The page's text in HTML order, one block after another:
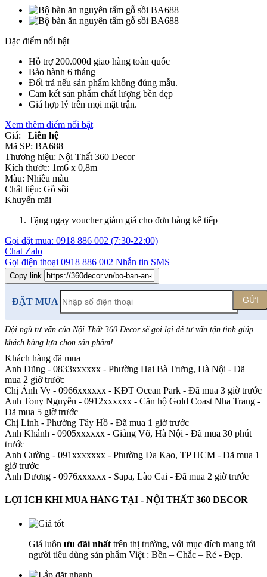
Đặc điểm nổi bật
Hỗ trợ 200.000đ giao hàng toàn quốc
Bảo hành 6 tháng
Đổi trả nếu sản phẩm không đúng mẫu.
Cam kết sản phẩm chất lượng bền đẹp
Giá hợp lý trên mọi mặt trận.
Xem thêm điểm nổi bật
Giá:
Liên hệ
Mã SP: BA688
Thương hiệu: Nội Thất 360 Decor
Kích thước: 1m6 x 0,8m
Màu: Nhiều màu
Chất liệu: Gỗ sồi
Khuyến mãi
Tặng ngay voucher giảm giá cho đơn hàng kế tiếp
Gọi đặt mua: 0918 886 002 (7:30-22:00)
Chat Zalo
Gọi điện thoại 0918 886 002 Nhắn tin SMS
Copy link
ĐẶT MUA GỬI
Đội ngũ tư vấn của Nội Thất 360 Decor sẽ gọi lại để tư vấn tận tình giúp
khách hàng lựa chọn sản phẩm!
Khách hàng đã mua
Anh Dũng - 0833xxxxxx - Phường Hai Bà Trưng, Hà Nội - Đã
mua 2 giờ trước
Chị Ánh Vy - 0966xxxxxx - KĐT Ocean Park - Đã mua 3 giờ trước
Anh Tony Nguyễn - 0912xxxxxx - Căn hộ Gold Coast Nha Trang -
Đã mua 5 giờ trước
Chị Linh - Phường Tây Hồ - Đã mua 1 giờ trước
Anh Khánh - 0905xxxxxx - Giảng Võ, Hà Nội - Đã mua 30 phút
trước
Anh Cường - 091xxxxxxx - Phường Đa Kao, TP HCM - Đã mua 1
giờ trước
Ánh Dương - 0976xxxxxx - Sapa, Lào Cai - Đã mua 2 giờ trước
LỢI ÍCH KHI MUA HÀNG TẠI - NỘI THẤT 360 DECOR
Giá luôn ưu đãi nhất trên thị trường, với mục đích mang tới
người tiêu dùng sản phẩm Việt : Bền – Chắc – Rẻ - Đẹp.